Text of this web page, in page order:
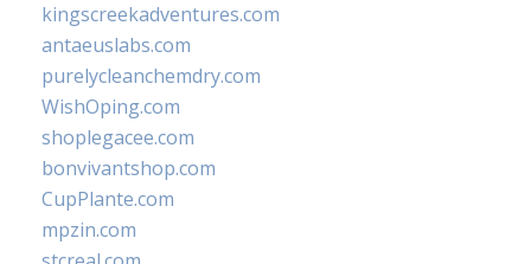
kingscreekadventures.com
antaeuslabs.com
purelycleanchemdry.com
WishOping.com
shoplegacee.com
bonvivantshop.com
CupPlante.com
mpzin.com